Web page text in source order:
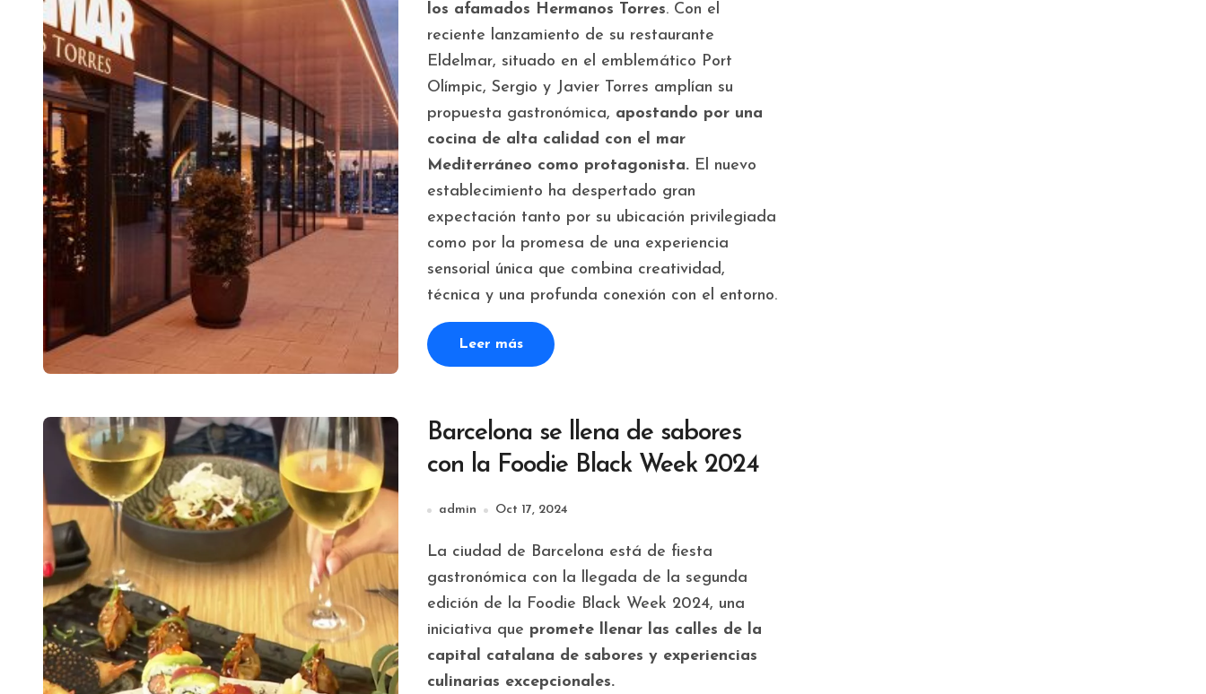
los afamados Hermanos Torres. Con el
reciente lanzamiento de su restaurante
Eldelmar, situado en el emblemático Port
Olímpic, Sergio y Javier Torres amplían su
propuesta gastronómica, apostando por una
cocina de alta calidad con el mar
Mediterráneo como protagonista. El nuevo
establecimiento ha despertado gran
expectación tanto por su ubicación privilegiada
como por la promesa de una experiencia
sensorial única que combina creatividad,
técnica y una profunda conexión con el entorno.
Leer más
Barcelona se llena de sabores
con la Foodie Black Week 2024
admin Oct 17, 2024
La ciudad de Barcelona está de fiesta
gastronómica con la llegada de la segunda
edición de la Foodie Black Week 2024, una
iniciativa que promete llenar las calles de la
capital catalana de sabores y experiencias
culinarias excepcionales.